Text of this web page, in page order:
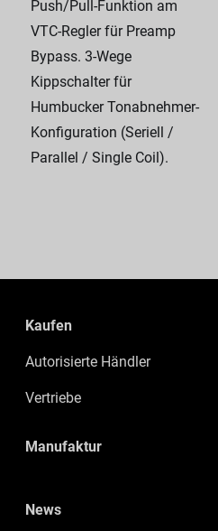
Push/Pull-Funktion am
VTC-Regler für Preamp
Bypass. 3-Wege
Kippschalter für
Humbucker Tonabnehmer-
Konfiguration (Seriell /
Parallel / Single Coil).
Kaufen
Autorisierte Händler
Vertriebe
Manufaktur
News